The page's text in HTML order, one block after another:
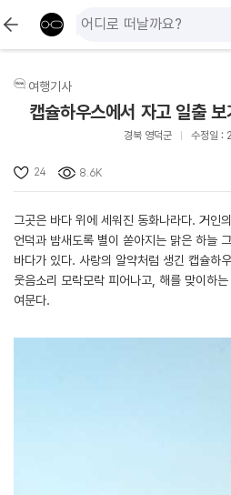
여행기사
캡슐하우스에서 자고 일출
경북 영덕군 수정일 :
24 8.6K
그곳은 바다 위에 세워진 동화나라다. 거인
언덕과 밤새도록 별이 쏟아지는 맑은 하늘
바다가 있다. 사랑의 알약처럼 생긴 캡슐하
웃음소리 모락모락 피어나고, 해를 맞이하
여문다.